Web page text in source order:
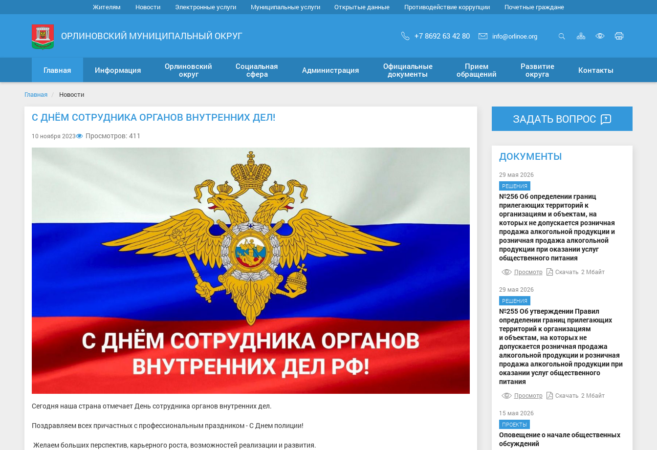
Жителям Новости Электронные услуги Муниципальные услуги Открытые данные Противодействие коррупции Почетные граждане
ОРЛИНОВСКИЙ МУНИЦИПАЛЬНЫЙ ОКРУГ +7 8692 63 42 80 info@orlinoe.org Карта
сайта
версию
для
Главная Информация
Орлиновский
округ
Социальная
сфера
Администрация
Официальные
документы
Прием
обращений
Развитие
округа
Контакты
Главная Новости
С ДНЁМ СОТРУДНИКА ОРГАНОВ ВНУТРЕННИХ ДЕЛ!
10 ноября 2023 Просмотров: 411
Сегодня наша страна отмечает День сотрудника органов внутренних дел.
Поздравляем всех причастных с профессиональным праздником - С Днем полиции!
Желаем больших перспектив, карьерного роста, возможностей реализации и развития.
ЗАДАТЬ ВОПРОС
ДОКУМЕНТЫ
29 мая 2026
РЕШЕНИЯ
№256 Об определении границ
прилегающих территорий к
организациям и объектам, на
которых не допускается розничная
продажа алкогольной продукции и
розничная продажа алкогольной
продукции при оказании услуг
общественного питания
Просмотр Скачать 2 Мбайт
29 мая 2026
РЕШЕНИЯ
№255 Об утверждении Правил
определении границ прилегающих
территорий к организациям
и объектам, на которых не
допускается розничная продажа
алкогольной продукции и розничная
продажа алкогольной продукции при
оказании услуг общественного
питания
Просмотр Скачать 2 Мбайт
15 мая 2026
ПРОЕКТЫ
Оповещение о начале общественных
обсуждений